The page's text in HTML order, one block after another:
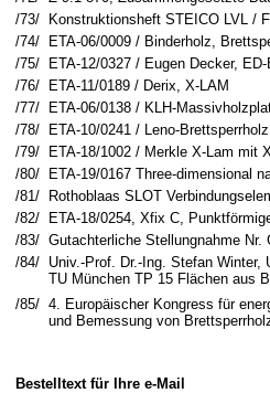
/73/
Konstruktionsheft STEICO LVL /
/74/
ETA-06/0009 / Binderholz,
/75/
ETA-12/0327 / Eugen Decker,
/76/
ETA-11/0189 / Derix, X-LAM
/77/
ETA-06/0138 / KLH-
/78/
ETA-10/0241 / Leno-Brettsperrholz
/79/
ETA-18/1002 / Merkle X-Lam mit
/80/
ETA-19/0167 Three-dimensional
/81/
Rothoblaas SLOT
/82/
ETA-18/0254, Xfix C,
/83/ Gutachterliche Stellungnahme Nr.
/84/ Univ.-Prof. Dr.-Ing. Stefan
TU München TP 15 Flächen aus
/85/ 4. Europäischer Kongress für
und Bemessung von
Bestelltext für Ihre e-Mail